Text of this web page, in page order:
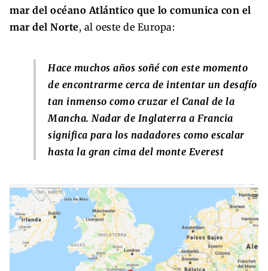
mar del océano Atlántico que lo comunica con el
mar del Norte, al oeste de Europa:
Hace muchos años soñé con este momento
de encontrarme cerca de intentar un desafío
tan inmenso como cruzar el Canal de la
Mancha. Nadar de Inglaterra a Francia
significa para los nadadores como escalar
hasta la gran cima del monte Everest